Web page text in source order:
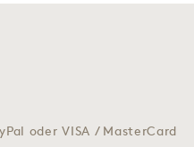
oder VISA / MasterCard